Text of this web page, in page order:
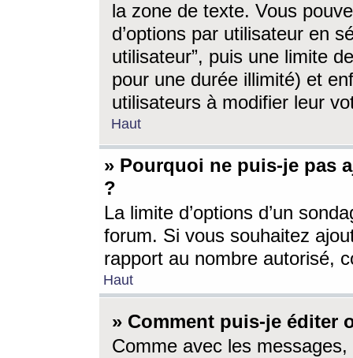
la zone de texte. Vous
d’options par utilisateur en
utilisateur”, puis une limite
pour une durée illimité) et
utilisateurs à modifier leur
Haut
» Pourquoi ne puis-je pas
?
La limite d’options d’un
forum. Si vous souhaitez
rapport au nombre autorisé,
Haut
» Comment puis-je éditer
Comme avec les